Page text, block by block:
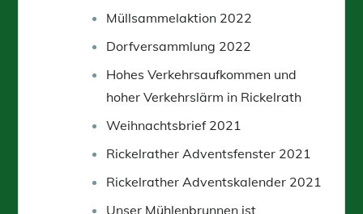
Müllsammelaktion 2022
Dorfversammlung 2022
Hohes Verkehrsaufkommen und
hoher Verkehrslärm in Rickelrath
Weihnachtsbrief 2021
Rickelrather Adventsfenster 2021
Rickelrather Adventskalender 2021
Unser Mühlenbrunnen ist